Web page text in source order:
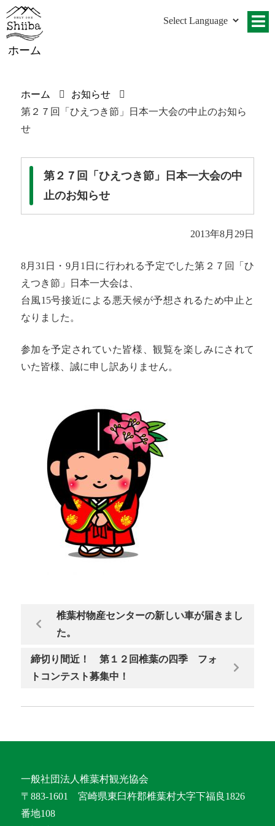
ホーム
ホーム
お知らせ
第２７回「ひえつき節」日本一大会の中止のお知ら
せ
第２７回「ひえつき節」日本一大会の中
止のお知らせ
2013年8月29日
8月31日・9月1日に行われる予定でした第２７回「ひ
えつき節」日本一大会は、
台風15号接近による悪天候が予想されるため中止と
なりました。
参加を予定されていた皆様、観覧を楽しみにされて
いた皆様、誠に申し訳ありません。
椎葉村物産センターの新しい車が届きまし
た。
締切り間近！ 第１２回椎葉の四季 フォ
トコンテスト募集中！
一般社団法人椎葉村観光協会
〒883-1601 宮崎県東臼杵郡椎葉村大字下福良1826
番地108